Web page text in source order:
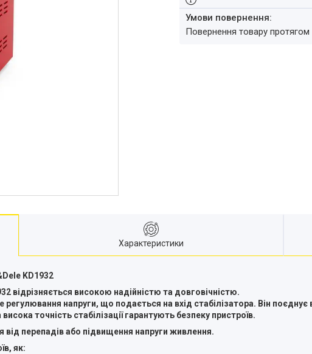
повернення товару
Характеристики
KD1932
відрізняється високою надійністю та довговічністю.
напруги, що подається на вхід стабілізатора. Він поєднує
точність стабілізації гарантують безпеку пристроїв.
перепадів або підвищення напруги живлення.
як: